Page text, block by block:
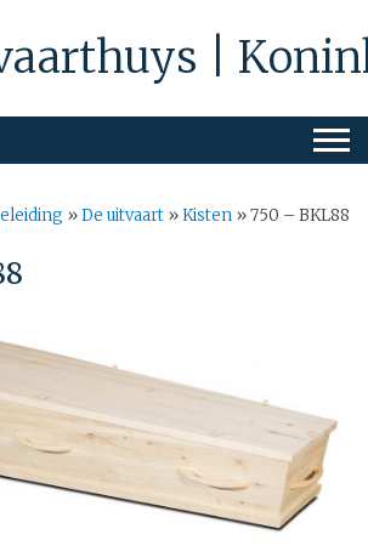
|
»De uitvaart »Kisten »750 – BKL88